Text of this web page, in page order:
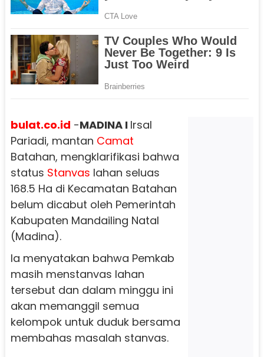
bulat.co.id -MADINA I Irsal
Pariadi, mantan Camat
Batahan, mengklarifikasi bahwa
status Stanvas lahan seluas
168.5 Ha di Kecamatan Batahan
belum dicabut oleh Pemerintah
Kabupaten Mandailing Natal
(Madina).
Ia menyatakan bahwa Pemkab
masih menstanvas lahan
tersebut dan dalam minggu ini
akan memanggil semua
kelompok untuk duduk bersama
membahas masalah stanvas.